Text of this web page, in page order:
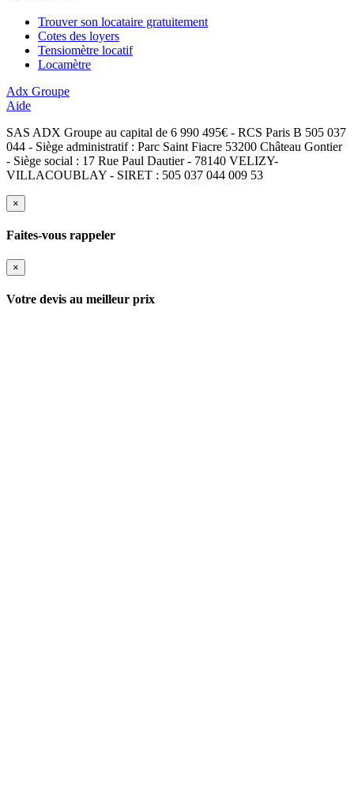
Trouver son locataire gratuitement
Cotes des loyers
Tensiomètre locatif
Locamètre
Adx Groupe
Aide
SAS ADX Groupe au capital de 6 990 495€ - RCS Paris B 505 037
044 - Siège administratif : Parc Saint Fiacre 53200 Château Gontier
- Siège social : 17 Rue Paul Dautier - 78140 VELIZY-
VILLACOUBLAY - SIRET : 505 037 044 009 53
×
Faites-vous rappeler
×
Votre devis au meilleur prix